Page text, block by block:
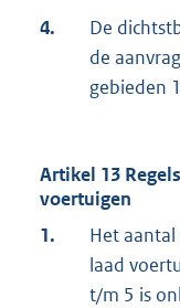
4.
De
de
gebieden
Artikel 13
voertuigen
1.
Het
laad
t/m 5 is